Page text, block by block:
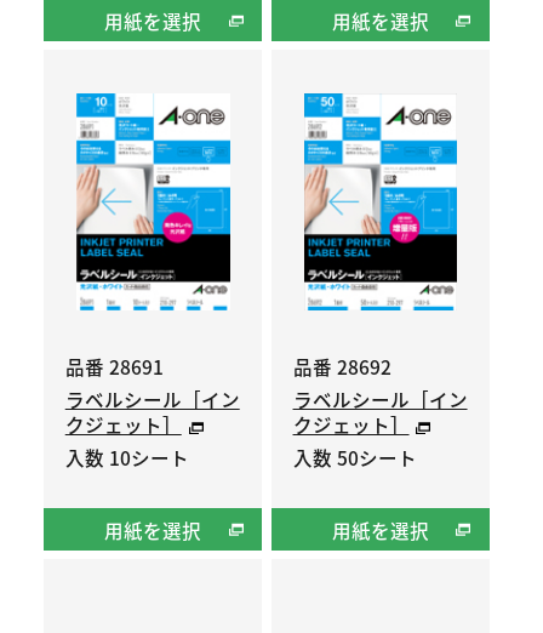
用紙を選択 用紙を選択
品番 28691
ラベルシール［イン
クジェット］
入数 10シート
用紙を選択
品番 28692
ラベルシール［イン
クジェット］
入数 50シート
用紙を選択